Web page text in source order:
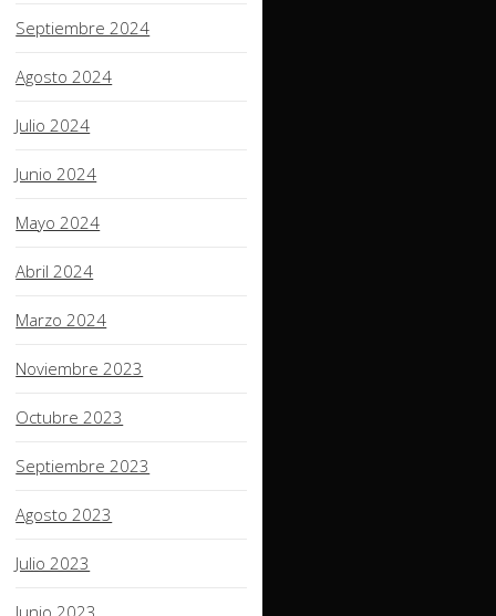
Septiembre 2024
Agosto 2024
Julio 2024
Junio 2024
Mayo 2024
Abril 2024
Marzo 2024
Noviembre 2023
Octubre 2023
Septiembre 2023
Agosto 2023
Julio 2023